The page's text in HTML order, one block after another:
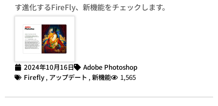
す進化するFireFly、新機能をチェックします。
2024年10月16日
Adobe Photoshop
Firefly , アップデート , 新機能 1,565